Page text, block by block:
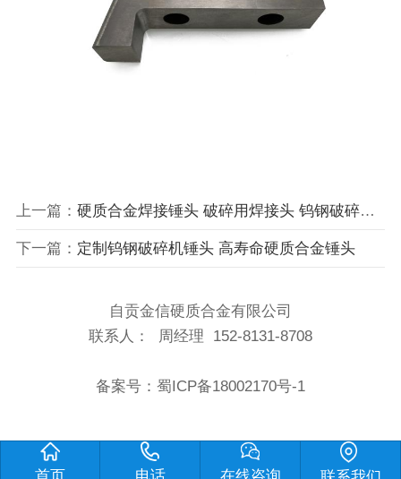
上一篇： 硬质合金焊接锤头 破碎用焊接头 钨钢破碎锤头
下一篇： 定制钨钢破碎机锤头 高寿命硬质合金锤头
自贡金信硬质合金有限公司
联系人： 周经理 152-8131-8708
备案号： 蜀ICP备18002170号-1